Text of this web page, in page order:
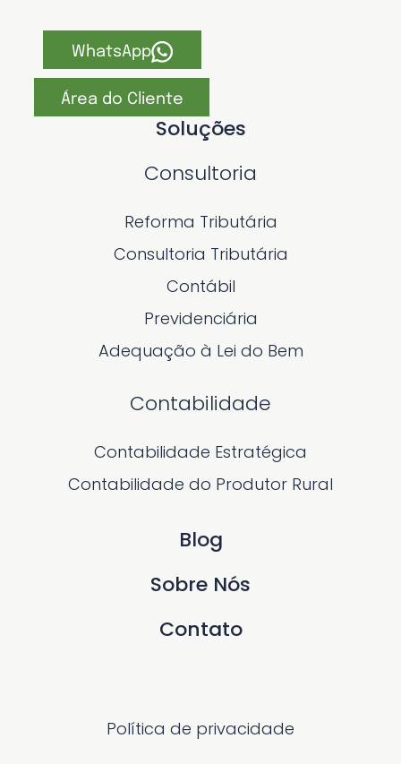
WhatsApp
Área do Cliente
Soluções
Consultoria
Reforma Tributária
Consultoria Tributária
Contábil
Previdenciária
Adequação à Lei do Bem
Contabilidade
Contabilidade Estratégica
Contabilidade do Produtor Rural
Blog
Sobre Nós
Contato
Política de privacidade